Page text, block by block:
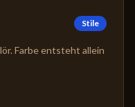
Stile
Farbe entsteht allein